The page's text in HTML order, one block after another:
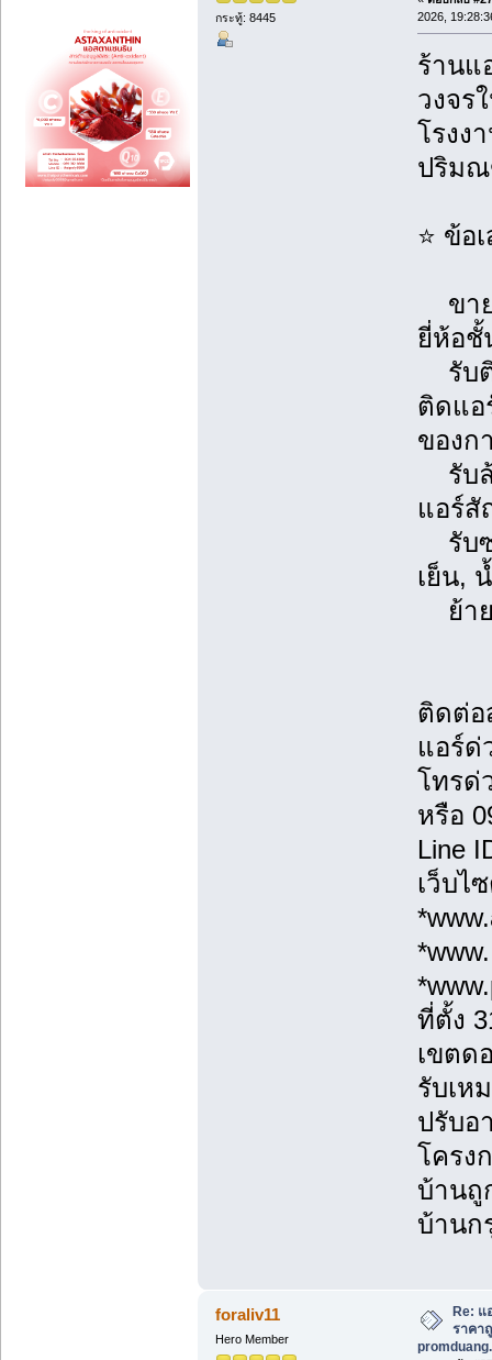
กระทู้: 8445
2026,
ร้านแ
วงจร
โรงง
ปริม
⭐ ข้อ
ขาย
ยี่ห้อชั้
รับติ
ติดแอ
ของก
รับล้
แอร์สั
รับซ่
เย็น,
ย้าย
ติดต่อ
แอร์ด่
โทรด่
หรือ
Line
เว็บไ
ที่ตั้ง
เขตด
รับเห
ปรับอ
โครง
บ้านถู
บ้านก
foraliv11
Hero Member
Re: แ
ราคา